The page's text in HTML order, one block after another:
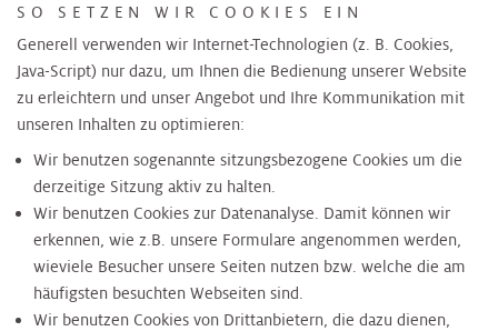
SO SETZEN WIR COOKIES EIN
Generell verwenden wir Internet-Technologien (z. B. Cookies,
Java-Script) nur dazu, um Ihnen die Bedienung unserer Website
zu erleichtern und unser Angebot und Ihre Kommunikation mit
unseren Inhalten zu optimieren:
Wir benutzen sogenannte sitzungsbezogene Cookies um die
derzeitige Sitzung aktiv zu halten.
Wir benutzen Cookies zur Datenanalyse. Damit können wir
erkennen, wie z.B. unsere Formulare angenommen werden,
wieviele Besucher unsere Seiten nutzen bzw. welche die am
häufigsten besuchten Webseiten sind.
Wir benutzen Cookies von Drittanbietern, die dazu dienen,